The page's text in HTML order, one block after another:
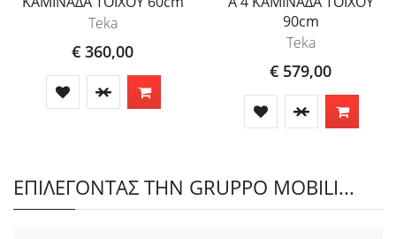
Teka
€ 360,00
90cm
Teka
€ 579,00
ΕΠΙΛΕΓΟΝΤΑΣ ΤΗΝ GRUPPO MOBILI...